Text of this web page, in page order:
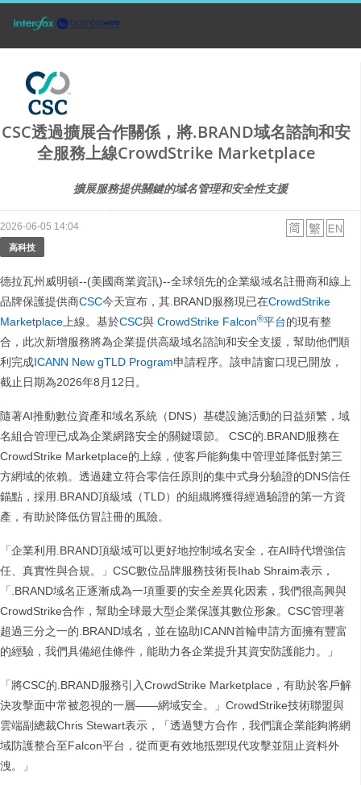
CSC透過擴展合作關係，將.BRAND域名諮詢和安
全服務上線CrowdStrike Marketplace
擴展服務提供關鍵的域名管理和安全性支援
2026-06-05 14:04
高科技
德拉瓦州威明頓--(美國商業資訊)--全球領先的企業級域名註冊商和線上
品牌保護提供商CSC今天宣布，其.BRAND服務現已在CrowdStrike
Marketplace上線。基於CSC與 CrowdStrike Falcon®平台的現有整
合，此次新增服務將為企業提供高級域名諮詢和安全支援，幫助他們順
利完成ICANN New gTLD Program申請程序。該申請窗口現已開放，
截止日期為2026年8月12日。
隨著AI推動數位資產和域名系統（DNS）基礎設施活動的日益頻繁，域
名組合管理已成為企業網路安全的關鍵環節。 CSC的.BRAND服務在
CrowdStrike Marketplace的上線，使客戶能夠集中管理並降低對第三
方網域的依賴。透過建立符合零信任原則的集中式身分驗證的DNS信任
錨點，採用.BRAND頂級域（TLD）的組織將獲得經過驗證的第一方資
產，有助於降低仿冒註冊的風險。
「企業利用.BRAND頂級域可以更好地控制域名安全，在AI時代增強信
任、真實性與合規。」CSC數位品牌服務技術長Ihab Shraim表示，
「.BRAND域名正逐漸成為一項重要的安全差異化因素，我們很高興與
CrowdStrike合作，幫助全球最大型企業保護其數位形象。CSC管理著
超過三分之一的.BRAND域名，並在協助ICANN首輪申請方面擁有豐富
的經驗，我們具備絕佳條件，能助力各企業提升其資安防護能力。」
「將CSC的.BRAND服務引入CrowdStrike Marketplace，有助於客戶解
決攻擊面中常被忽視的一層——網域安全。」CrowdStrike技術聯盟與
雲端副總裁Chris Stewart表示，「透過雙方合作，我們讓企業能夠將網
域防護整合至Falcon平台，從而更有效地抵禦現代攻擊並阻止資料外
洩。」